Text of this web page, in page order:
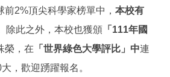
前2%頂尖科學家榜單中， 本校有
除此之外，本校也獲頒 「111年國
榮，在 「世界綠色大學評比」中連
，歡迎踴躍報名。